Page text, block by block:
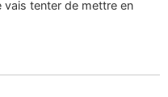
vais tenter de mettre en